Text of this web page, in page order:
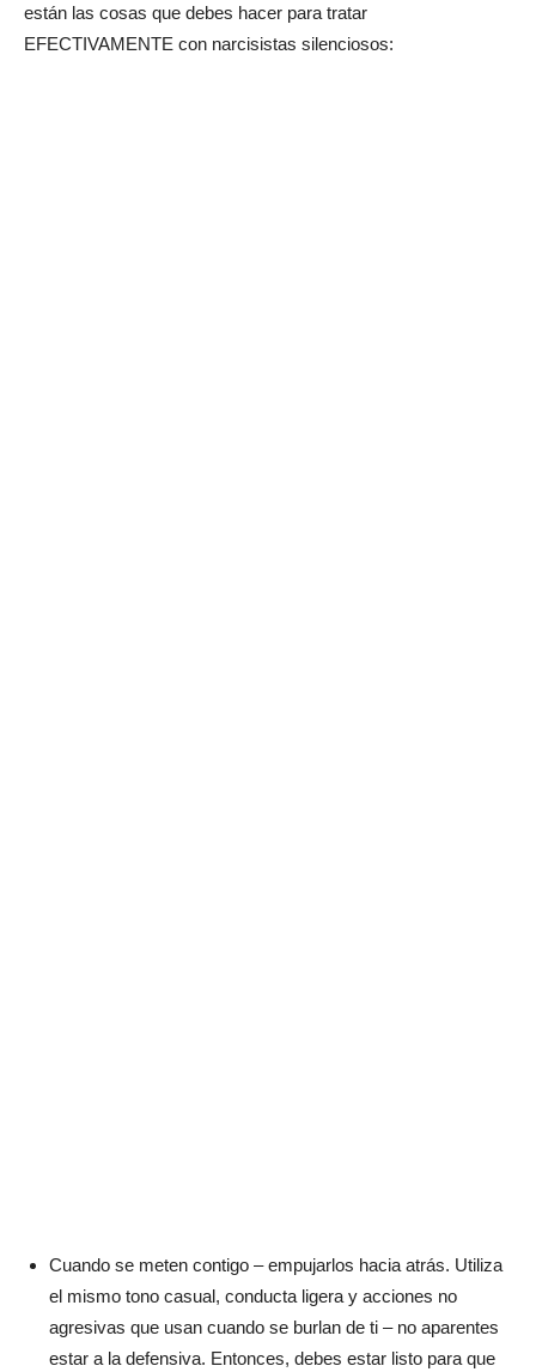
están las cosas que debes hacer para tratar
EFECTIVAMENTE con narcisistas silenciosos:
Cuando se meten contigo – empujarlos hacia atrás. Utiliza
el mismo tono casual, conducta ligera y acciones no
agresivas que usan cuando se burlan de ti – no aparentes
estar a la defensiva. Entonces, debes estar listo para que